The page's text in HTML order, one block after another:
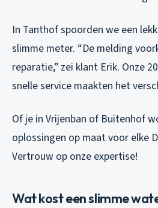
In Tanthof spoorden we een
slimme meter. “De melding
reparatie,” zei klant Erik. Onze
snelle service maakten het
Of je in Vrijenban of Buitenhof
oplossingen op maat voor elke
Vertrouw op onze expertise!
Wat kost een slimme